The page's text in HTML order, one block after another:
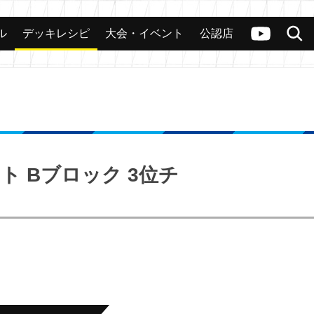
ヴァンガードch
検索
カード 大会 公認店舗 その他
デッキレシピ 大会・イベント 公認店
Bブロック 3位チ